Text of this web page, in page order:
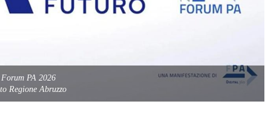
Forum PA 2026
Regione Abruzzo